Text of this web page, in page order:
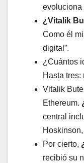
evoluciona
¿Vitalik
Como él
digital”.
¿Cuántos
Hasta tres:
Vitalik
Ethereum.
central
Por cierto,
recibió su